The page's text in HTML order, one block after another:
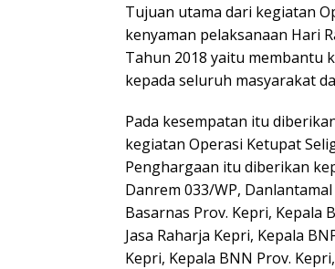
Tujuan utama dari kegiatan
kenyaman pelaksanaan Hari
Tahun 2018 yaitu membantu
kepada seluruh masyarakat
Pada kesempatan itu
kegiatan Operasi Ketupat
Penghargaan itu diberikan
Danrem 033/WP,
Basarnas Prov. Kepri, Kepala
Jasa Raharja Kepri, Kepala
Kepri, Kepala BNN Prov.